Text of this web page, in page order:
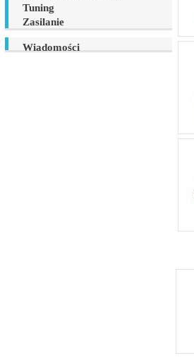
Tuning
Zasilanie
Wiadomości